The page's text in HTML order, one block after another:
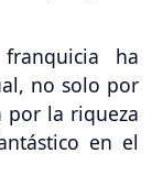
ha
no solo por
por la riqueza
en el